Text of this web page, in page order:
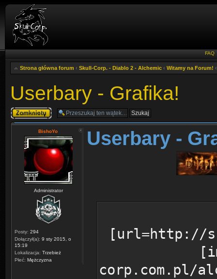
FAQ
Strona główna forum ‹ Skull-Corp. - Diablo 2 - Alchemic ‹ Witamy na Forum! ‹
Userbary - Grafika!
Zablokowany
BishoYo
Administrator
Posty: 294
Dołączył(a): 9 sty 2015, o
15:19
Lokalizacja: Trzebież
Płeć: Mężczyzna
Userbary -
[url=http://
corp.com.pl/